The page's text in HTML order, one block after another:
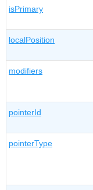
isPrimary
localPosition
modifiers
pointerId
pointerType